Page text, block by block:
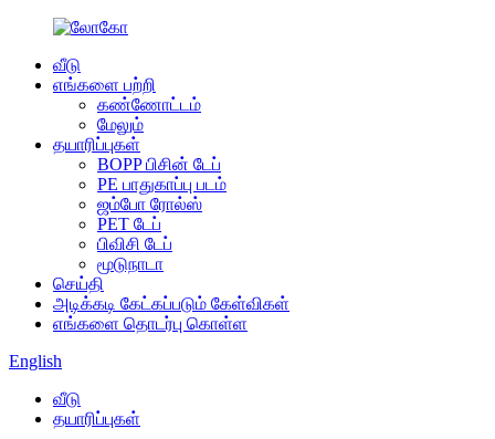
வீடு
எங்களை பற்றி
கண்ணோட்டம்
மேலும்
தயாரிப்புகள்
BOPP பிசின் டேப்
PE பாதுகாப்பு படம்
ஜம்போ ரோல்ஸ்
PET டேப்
பிவிசி டேப்
மூடுநாடா
செய்தி
அடிக்கடி கேட்கப்படும் கேள்விகள்
எங்களை தொடர்பு கொள்ள
English
வீடு
தயாரிப்புகள்